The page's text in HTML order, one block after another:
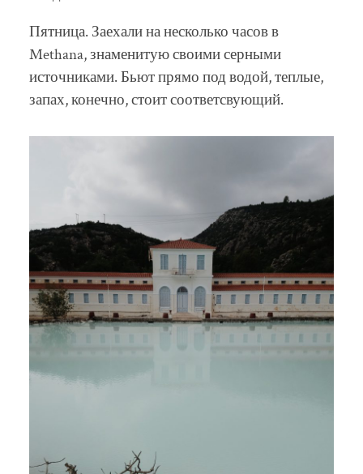
Пятница. Заехали на несколько часов в
Methana, знаменитую своими серными
источниками. Бьют прямо под водой, теплые,
запах, конечно, стоит соответсвующий.